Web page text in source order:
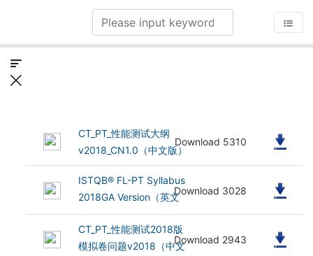
(1.58 MB)
CT_PT_性能测试大纲
v2018_CN1.0（中文版）
Download 5310
(999.29 kB)
ISTQB® FL-PT Syllabus
2018GA Version（英文
版）
Download 3028
(452.85 kB)
CT_PT_性能测试2018版
模拟卷问题v2018（中文
Download 2943